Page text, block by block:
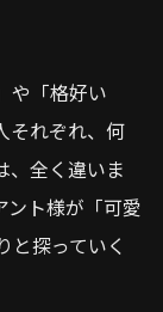
や「格好い
それぞれ、何
、全く違いま
ント様が「可愛
と探っていく